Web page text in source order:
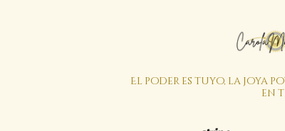
El poder es tuyo, la joya
en